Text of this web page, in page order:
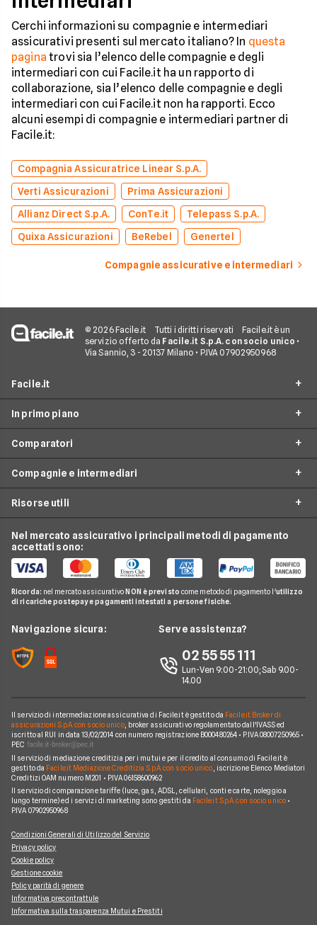
Cerchi informazioni su compagnie e intermediari
assicurativi presenti sul mercato italiano? In questa
pagina trovi sia l’elenco delle compagnie e degli
intermediari con cui Facile.it ha un rapporto di
collaborazione, sia l’elenco delle compagnie e degli
intermediari con cui Facile.it non ha rapporti. Ecco
alcuni esempi di compagnie e intermediari partner di
Facile.it:
Compagnia Assicuratrice Linear S.p.A.
Verti Assicurazioni
Prima Assicurazioni
Allianz Direct S.p.A.
ConTe.it
Telepass S.p.A.
Quixa Assicurazioni
BeRebel Genertel
Compagnie assicurative e intermediari
© 2026 Facile.it Tutti i diritti riservati
Facile.it è un
servizio offerto da Facile.it S.p.A. con socio unico •
Via Sannio, 3 - 20137 Milano • P.IVA 07902950968
Facile.it
Assicurazioni
Prestiti
Conti e Carte
Telefonia Mobile
Pay TV
Noleggio Lungo Termine
News
Chi siamo
Perché scegliere Facile.it
Mappa del sito
In primo piano
Assicurazioni online
Assicurazione Auto
Assicurazione Moto
Assicurazione Casa
Assicurazione Vita
Assicurazione Mutuo
Assicurazione Avvocati
Assicurazione Infortuni
Assicurazione Autocarro
Comparatori
Preventivo assicurazione auto
Preventivo Assicurazione Moto
Preventivo Assicurazione Casa
Preventivo Assicurazione Vita
Preventivo Assicurazione Viaggio
Compagnie e intermediari
Bene Assicurazioni
ConTe
Genertel
Allianz Direct
Linear
Prima.it
Quixa
UnipolSai
Allianz
Compagnie e intermediari
Risorse utili
Osservatorio Assicurazioni
Guida Assicurazioni
Domande Assicurazioni
Glossario Assicurativo
Notizie Assicurazioni
Nel mercato assicurativo i principali metodi di pagamento
accettati sono:
Ricorda: nel mercato assicurativoNON è previsto come metodo di pagamento l'utilizzo
di ricariche postepay e pagamenti intestati a persone fisiche.
Navigazione sicura: Serve assistenza?
02 55 55 111
Lun-Ven 9:00-21:00; Sab 9.00-
14.00
Il servizio di intermediazione assicurativa di Facile.it è gestito da Facile.it Broker di
assicurazioni S.p.A. con socio unico, broker assicurativo regolamentato dall'IVASS ed
iscritto al RUI in data 13/02/2014 con numero registrazione B000480264 • P.IVA 08007250965 •
PEC
Il servizio di mediazione creditizia per i mutui e per il credito al consumo di Facile.it è
gestito da Facile.it Mediazione Creditizia S.p.A. con socio unico, iscrizione Elenco Mediatori
Creditizi OAM numero M201 • P.IVA 06158600962
Il servizio di comparazione tariffe (luce, gas, ADSL, cellulari, conti e carte, noleggio a
lungo termine) ed i servizi di marketing sono gestiti da Facile.it S.p.A. con socio unico•
P.IVA 07902950968
Condizioni Generali di Utilizzo del Servizio
Privacy policy
Cookie policy
Gestione cookie
Policy parità di genere
Informativa precontrattule
Informativa sulla trasparenza Mutui e Prestiti